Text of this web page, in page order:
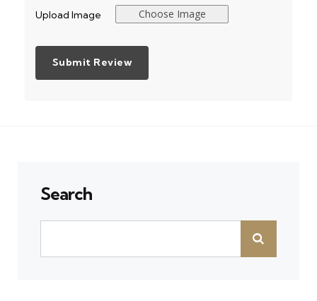
Upload Image Choose Image
Search